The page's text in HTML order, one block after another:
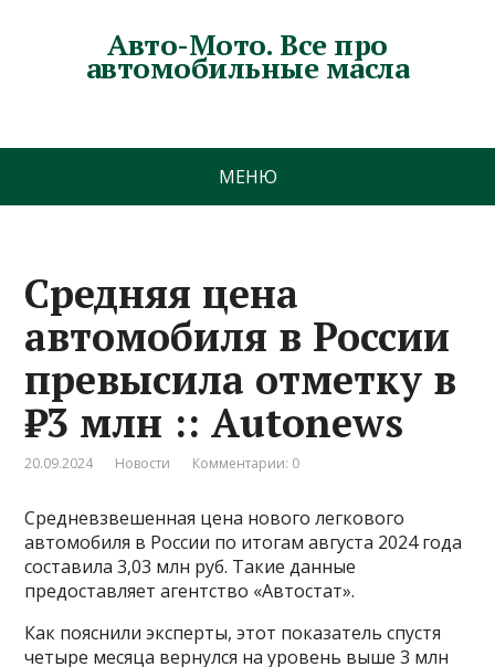
Авто-Мото. Все про
автомобильные масла
МЕНЮ
Средняя цена
автомобиля в России
превысила отметку в
₽3 млн :: Autonews
20.09.2024 Новости Комментарии: 0
Cредневзвешенная цена нового легкового
автомобиля в России по итогам августа 2024 года
составила 3,03 млн руб. Такие данные
предоставляет агентство «Автостат».
Как пояснили эксперты, этот показатель спустя
четыре месяца вернулся на уровень выше 3 млн